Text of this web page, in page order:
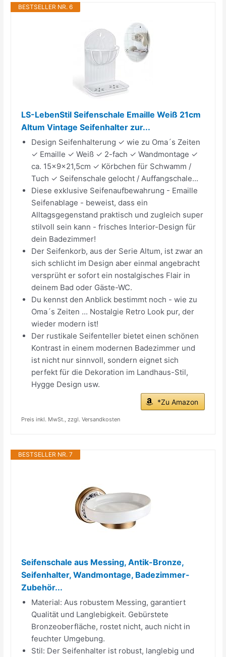
BESTSELLER NR. 6
LS-LebenStil Seifenschale Emaille Weiß 21cm
Altum Vintage Seifenhalter zur...
Design Seifenhalterung ✓ wie zu Oma´s Zeiten
✓ Emaille ✓ Weiß ✓ 2-fach ✓ Wandmontage ✓
ca. 15x9x21,5cm ✓ Körbchen für Schwamm /
Tuch ✓ Seifenschale gelocht / Auffangschale...
Diese exklusive Seifenaufbewahrung - Emaille
Seifenablage - beweist, dass ein
Alltagsgegenstand praktisch und zugleich super
stilvoll sein kann - frisches Interior-Design für
dein Badezimmer!
Der Seifenkorb, aus der Serie Altum, ist zwar an
sich schlicht im Design aber einmal angebracht
versprüht er sofort ein nostalgisches Flair in
deinem Bad oder Gäste-WC.
Du kennst den Anblick bestimmt noch - wie zu
Oma´s Zeiten ... Nostalgie Retro Look pur, der
wieder modern ist!
Der rustikale Seifenteller bietet einen schönen
Kontrast in einem modernen Badezimmer und
ist nicht nur sinnvoll, sondern eignet sich
perfekt für die Dekoration im Landhaus-Stil,
Hygge Design usw.
*Zu Amazon
Preis inkl. MwSt., zzgl. Versandkosten
BESTSELLER NR. 7
Seifenschale aus Messing, Antik-Bronze,
Seifenhalter, Wandmontage, Badezimmer-
Zubehör...
Material: Aus robustem Messing, garantiert
Qualität und Langlebigkeit. Gebürstete
Bronzeoberfläche, rostet nicht, auch nicht in
feuchter Umgebung.
Stil: Der Seifenhalter ist robust, langlebig und